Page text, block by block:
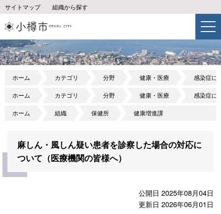
サイトマップ 組織から探す
ホーム カテゴリ 分野 健康・医療 感染症に
ホーム カテゴリ 分野 健康・医療 感染症に
ホーム 組織 保健所 健康増進課
麻しん・風しん疑い患者を診察した場合の対応に
ついて（医療機関の皆様へ）
公開日 2025年08月04日
更新日 2026年06月01日